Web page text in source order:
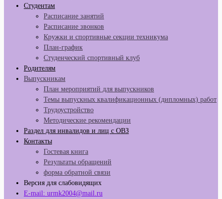
Студентам
Расписание занятий
Расписание звонков
Кружки и спортивные секции техникума
План-график
Студенческий спортивный клуб
Родителям
Выпускникам
План мероприятий для выпускников
Темы выпускных квалификационных (дипломных) работ
Трудоустройство
Методические рекомендации
Раздел для инвалидов и лиц с ОВЗ
Контакты
Гостевая книга
Результаты обращений
форма обратной связи
Версия для слабовидящих
E-mail: urmk2004@mail.ru